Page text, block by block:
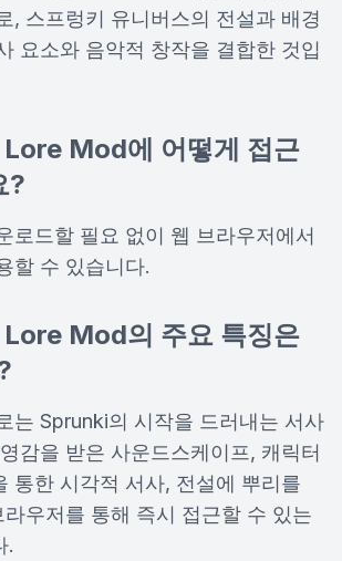
, 스프렁키 유니버스의 전설과 배경
요소와 음악적 창작을 결합한 것입
Mod에 어떻게 접근
?
로드할 필요 없이 웹 브라우저에서
할 수 있습니다.
Mod의 주요 특징은
는 Sprunki의 시작을 드러내는 서사
감을 받은 사운드스케이프, 캐릭터
통한 시각적 서사, 전설에 뿌리를
우저를 통해 즉시 접근할 수 있는
.